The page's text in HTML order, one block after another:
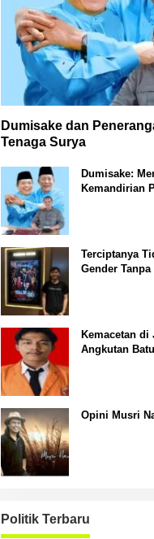
Dumisake dan
Tenaga Surya
Dumisake:
Kemandirian
Terciptanya
Gender
Kemacetan
Angkutan
Opini Musri
Politik Terbaru